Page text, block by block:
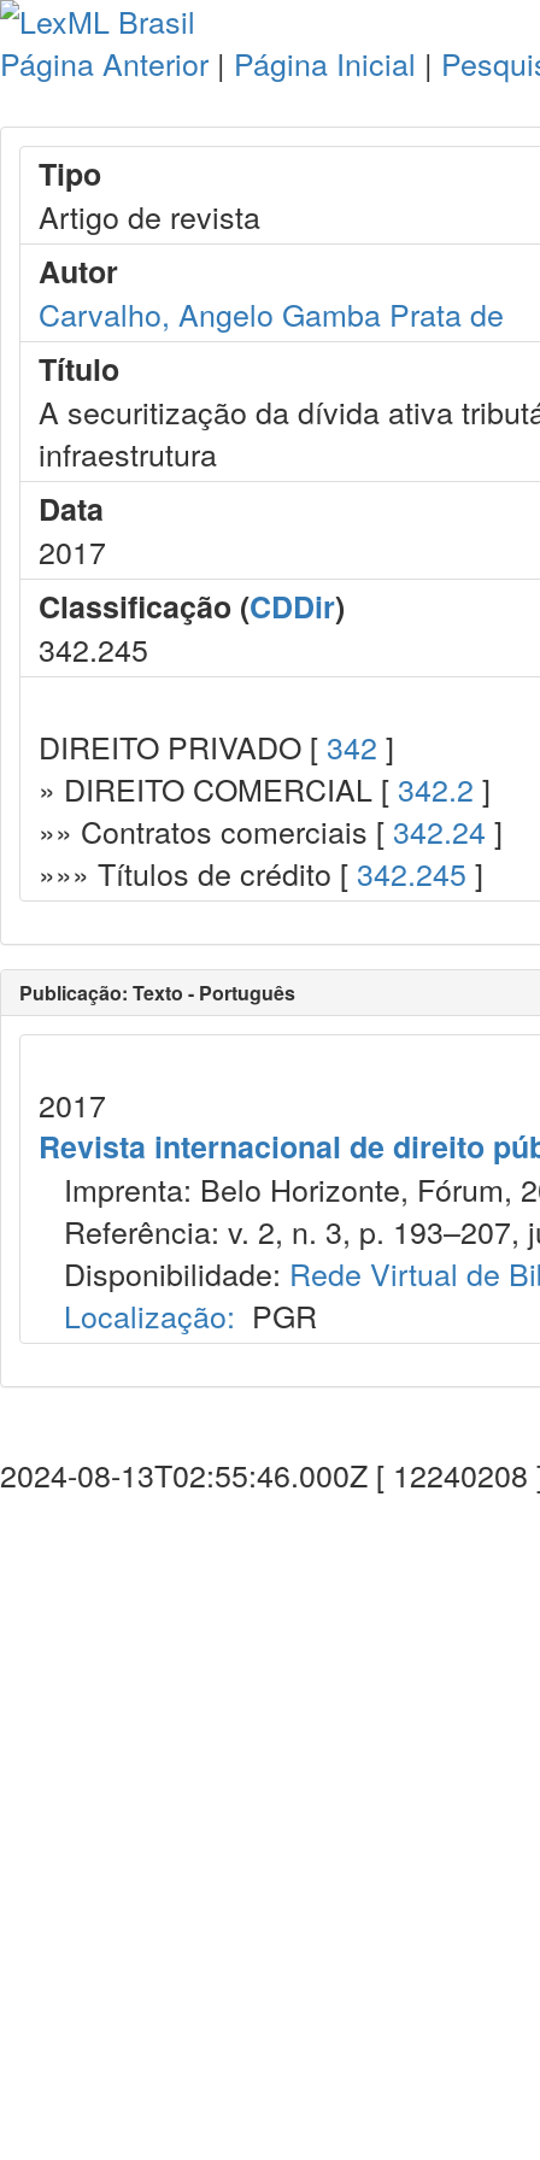
Página Anterior | Página Inicial |
Tipo
Artigo de revista
Autor
Carvalho, Angelo Gamba Prata de
Título
A securitização da dívida ativa
infraestrutura
Data
2017
Classificação (CDDir)
342.245
DIREITO PRIVADO [ 342 ]
» DIREITO COMERCIAL [ 342.2 ]
»» Contratos comerciais [ 342.24 ]
»»» Títulos de crédito [ 342.245 ]
Publicação: Texto - Português
2017
Revista internacional de direito
Imprenta: Belo Horizonte, Fórum,
Referência: v. 2, n. 3, p. 193–207,
Disponibilidade: Rede Virtual de
Localização: PGR
2024-08-13T02:55:46.000Z [ 12240208